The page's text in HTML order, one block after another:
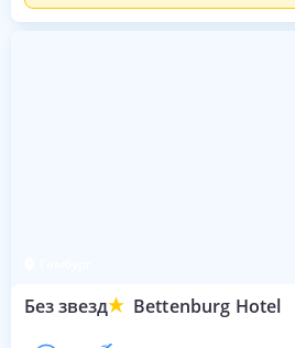
Без звезд Bettenburg Hotel